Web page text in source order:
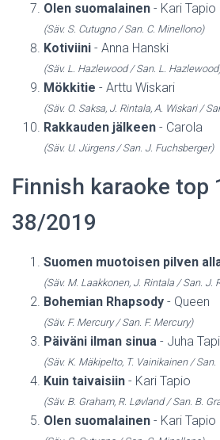
Olen suomalainen - Kari Tapio
(Säv. S. Cutugno / San. C. Minellono)
Kotiviini - Anna Hanski
(Säv. L. Hazlewood / San. L.
Mökkitie - Arttu Wiskari
(Säv. O. Saksa, J. Rintala, A. Wiskari /
Rakkauden jälkeen - Carola
(Säv. U. Jürgens / San. J. Fuchsberger)
Finnish karaoke top
38/2019
Suomen muotoisen pilven
(Säv. M. Laakkonen, J. Rintala / San. J.
Bohemian Rhapsody - Queen
(Säv. F. Mercury / San. F. Mercury)
Päiväni ilman sinua - Juha
(Säv. K. Mäkipelto, T. Vainikainen / San.
Kuin taivaisiin - Kari Tapio
(Säv. B. Graham, R. Løvland / San. B.
Olen suomalainen - Kari Tapio